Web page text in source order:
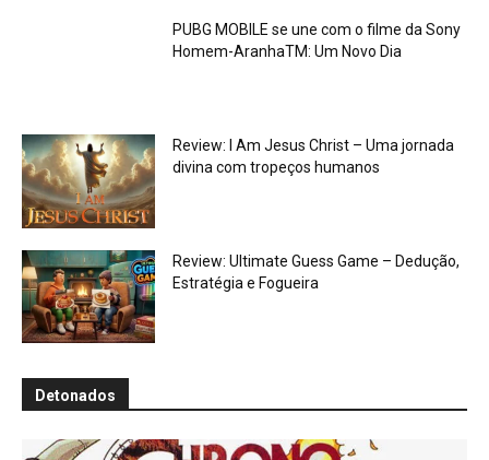
PUBG MOBILE se une com o filme da Sony
Homem-AranhaTM: Um Novo Dia
Review: I Am Jesus Christ – Uma jornada
divina com tropeços humanos
Review: Ultimate Guess Game – Dedução,
Estratégia e Fogueira
Detonados